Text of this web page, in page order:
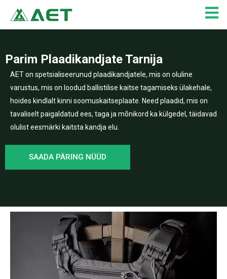
content
Parim Plaadikandjate Tarnija
AET on spetsialiseerunud plaadikandjatele, mis on oluline
varustus, mis on loodud ballistilise kaitse tagamiseks ülakehale,
hoides kindlalt kinni soomuskaitseplaate. Need plaadid, mis on
tavaliselt paigaldatud ees, taga ja mõnikord ka külgedel, täidavad
olulist eesmärki kaitsta kandja elu.
SAADA PÄRING NÜÜD